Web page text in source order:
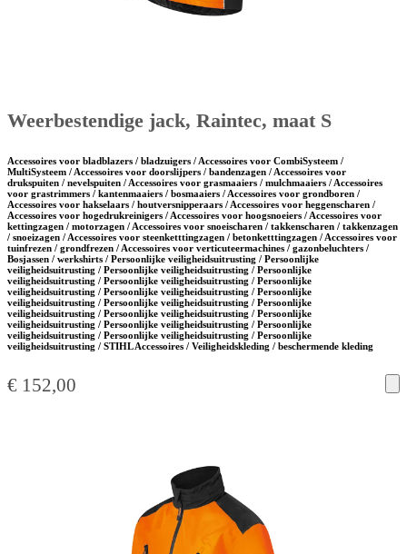
Weerbestendige jack, Raintec, maat S
Accessoires voor bladblazers / bladzuigers / Accessoires voor CombiSysteem /
MultiSysteem / Accessoires voor doorslijpers / bandenzagen / Accessoires voor
drukspuiten / nevelspuiten / Accessoires voor grasmaaiers / mulchmaaiers / Accessoires
voor grastrimmers / kantenmaaiers / bosmaaiers / Accessoires voor grondboren /
Accessoires voor hakselaars / houtversnipperaars / Accessoires voor heggenscharen /
Accessoires voor hogedrukreinigers / Accessoires voor hoogsnoeiers / Accessoires voor
kettingzagen / motorzagen / Accessoires voor snoeischaren / takkenscharen / takkenzagen
/ snoeizagen / Accessoires voor steenketttingzagen / betonketttingzagen / Accessoires voor
tuinfrezen / grondfrezen / Accessoires voor verticuteermachines / gazonbeluchters /
Bosjassen / werkshirts / Persoonlijke veiligheidsuitrusting / Persoonlijke
veiligheidsuitrusting / Persoonlijke veiligheidsuitrusting / Persoonlijke
veiligheidsuitrusting / Persoonlijke veiligheidsuitrusting / Persoonlijke
veiligheidsuitrusting / Persoonlijke veiligheidsuitrusting / Persoonlijke
veiligheidsuitrusting / Persoonlijke veiligheidsuitrusting / Persoonlijke
veiligheidsuitrusting / Persoonlijke veiligheidsuitrusting / Persoonlijke
veiligheidsuitrusting / Persoonlijke veiligheidsuitrusting / Persoonlijke
veiligheidsuitrusting / Persoonlijke veiligheidsuitrusting / Persoonlijke
veiligheidsuitrusting / STIHL Accessoires / Veiligheidskleding / beschermende kleding
€ 152,00